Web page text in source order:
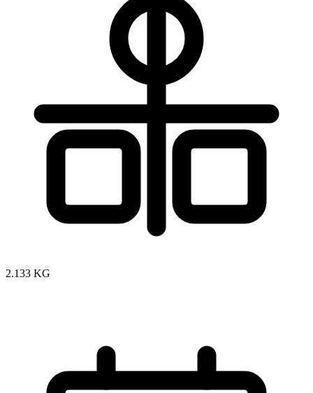
2.133 KG